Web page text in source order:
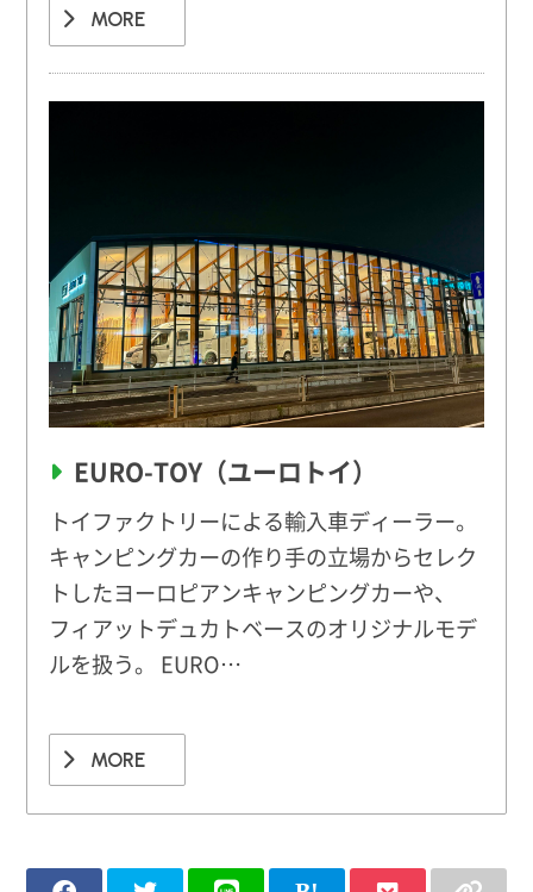
MORE
EURO-TOY（ユーロトイ）
トイファクトリーによる輸入車ディーラー。
キャンピングカーの作り手の立場からセレク
トしたヨーロピアンキャンピングカーや、
フィアットデュカトベースのオリジナルモデ
ルを扱う。 EURO…
MORE